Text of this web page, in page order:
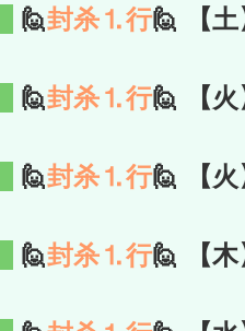
🙋封杀⒈行🙋 【
🙋封杀⒈行🙋 【
🙋封杀⒈行🙋 【
🙋封杀⒈行🙋 【